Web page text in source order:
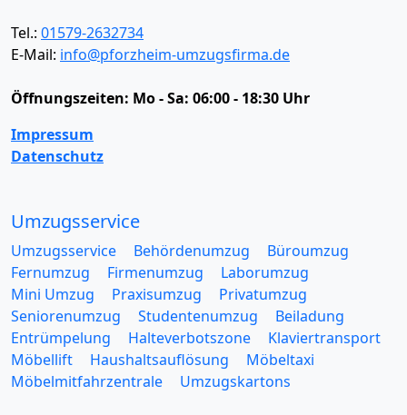
Tel.: 01579-2632734
E-Mail: info@pforzheim-umzugsfirma.de
Öffnungszeiten: Mo - Sa: 06:00 - 18:30 Uhr
Impressum
Datenschutz
Umzugsservice
Umzugsservice Behördenumzug
Büroumzug
Fernumzug
Firmenumzug
Laborumzug
Mini Umzug
Praxisumzug
Privatumzug
Seniorenumzug
Studentenumzug
Beiladung
Entrümpelung
Halteverbotszone
Klaviertransport
Möbellift
Haushaltsauflösung
Möbeltaxi
Möbelmitfahrzentrale
Umzugskartons